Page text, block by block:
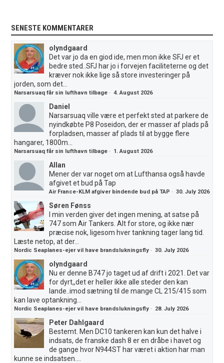
SENESTE KOMMENTARER
olyndgaard
Det var jo da en giod ide, men mon ikke SFJ er et
bedre sted..SFJ har jo i forvejen faciliteterne og det
kræver nok ikke lige så store investeringer på
jorden, som det...
Narsarsuaq får sin lufthavn tilbage ·4. August 2026
Daniel
Narsarsuaq ville være et perfekt sted at parkere de
nyindkøbte P8 Poseidon, der er masser af plads på
forpladsen, masser af plads til at bygge flere
hangarer, 1800m...
Narsarsuaq får sin lufthavn tilbage · 1. August 2026
Allan
Mener der var noget om at Lufthansa også havde
afgivet et bud på Tap
Air France-KLM afgiver bindende bud på TAP ·30. July 2026
Søren Fønss
I min verden giver det ingen mening, at satse på
747 som Air Tankers. Alt for store, og ikke nær
præcise nok, ligesom hver tankning tager lang tid.
Læste netop, at der...
Nordic Seaplanes-ejer vil have brandslukningsfly ·30. July 2026
olyndgaard
Nu er denne B747 jo taget ud af drift i 2021. Det var
for dyrt,,det er heller ikke alle steder den kan
lande..imod sætning til de mange CL 215/415 som
kan lave optankning...
Nordic Seaplanes-ejer vil have brandslukningsfly · 28. July 2026
Peter Dahlgaard
Bestemt. Men DC10 tankeren kan kun det halve i
indsats, de franske dash 8 er en dråbe i havet og
de gange hvor N944ST har været i aktion har man
kunne se indsatsen....